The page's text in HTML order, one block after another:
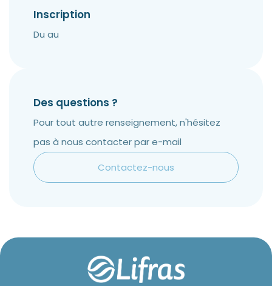
Inscription
Du au
Des questions ?
Pour tout autre renseignement, n'hésitez
pas à nous contacter par e-mail
Contactez-nous